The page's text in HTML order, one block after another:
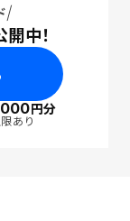
中！
円分
あり